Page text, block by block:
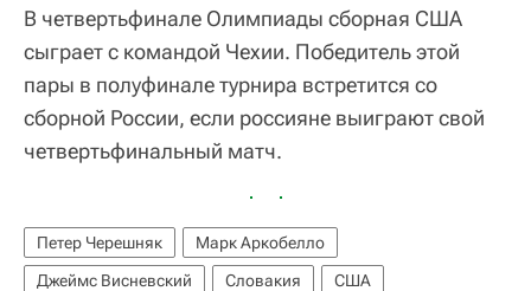
В четвертьфинале Олимпиады сборная США
сыграет с командой Чехии. Победитель этой
пары в полуфинале турнира встретится со
сборной России, если россияне выиграют свой
четвертьфинальный матч.
Петер Черешняк
Марк Аркобелло
Джеймс Висневский
Словакия США